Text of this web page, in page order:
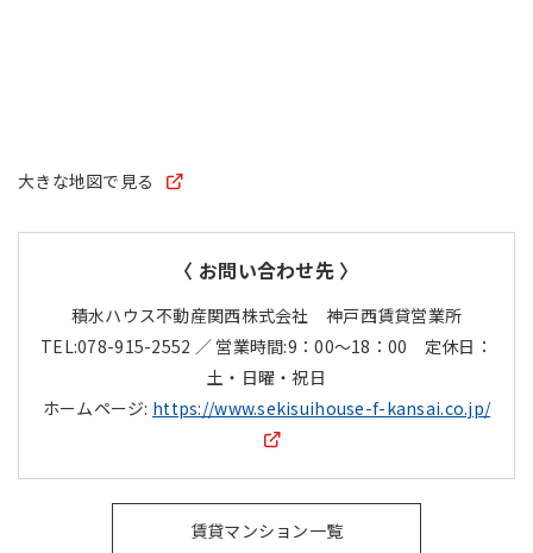
大きな地図で見る
〈 お問い合わせ先 〉
積水ハウス不動産関西株式会社 神戸西賃貸営業所
TEL:078-915-2552 ／ 営業時間:9：00～18：00 定休日：
土・日曜・祝日
ホームページ: https://www.sekisuihouse-f-kansai.co.jp/
賃貸マンション一覧